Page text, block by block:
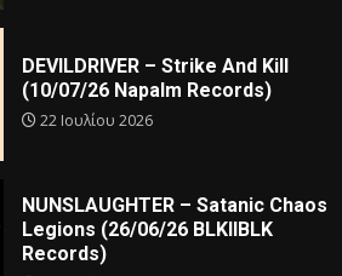
DEVILDRIVER – Strike And Kill
(10/07/26 Napalm Records)
22 Ιουλίου 2026
NUNSLAUGHTER – Satanic Chaos
Legions (26/06/26 BLKIIBLK
Records)